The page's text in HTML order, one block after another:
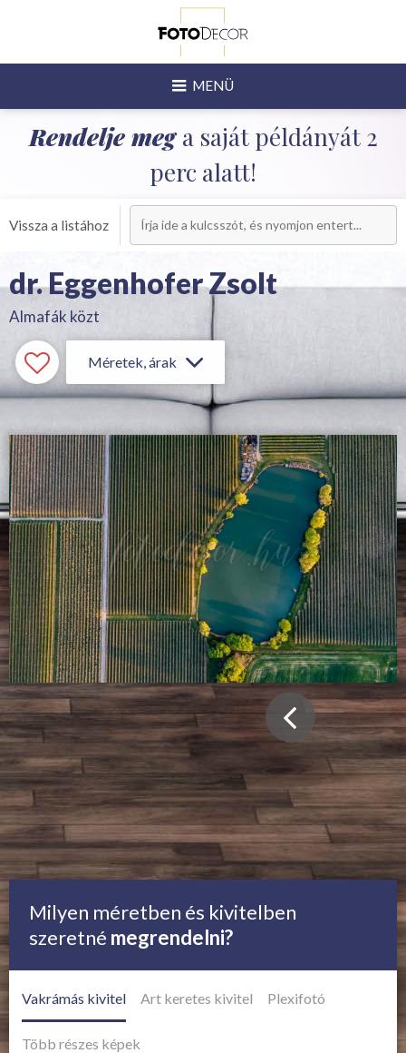
MENÜ
Rendelje mega saját példányát 2
perc alatt!
Vissza a listához
dr. Eggenhofer Zsolt
Almafák közt
Méretek, árak
Milyen méretben és kivitelben
szeretné megrendelni?
Vakrámás kivitel Art keretes kivitel Plexifotó
Több részes képek